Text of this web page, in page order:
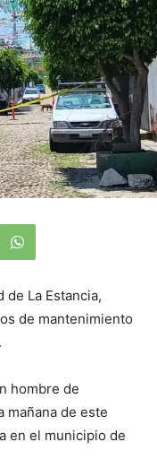
La Estancia,
de mantenimiento
hombre de
mañana de este
en el municipio de